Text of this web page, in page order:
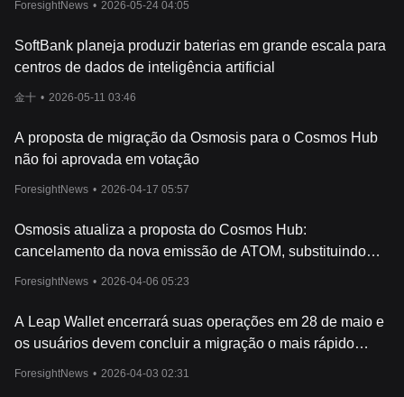
comoEthereumeBitcoin. O valor futuro da criptomoeda Cosmos
escalabilidade, criadas para lidar com um alto volume de
transações sem as pesadas taxas que afetam outras redes como
Quanto mais aplicativos descentralizados (dApps) e projetos são
Portanto, se você, como trader, estiverse perguntando: "Quanto
vale o token da Cosmos hoje?", como investidor estiver
pensando: "O ATOM é um bom investimento?", é fundamental
avaliar o preço de mercado da moeda no contexto dos recursos
Conclusão
O Cosmos (ATOM) é um projeto inovador e ambicioso de
blockchain. Com ênfase em escalabilidade, interoperabilidade e
governança, Cosmos se esforça para criar uma rede conectada
eficiente entre si. Ao fornecer ferramentas avançadas aos
desenvolvedores e implementar uma estrutura exclusiva de
“Hubs” e “Zones”, Cosmos constrói a base para um futuro
descentralizado e interconectado, promovendo inovação e
ForesightNews • 2026-05-24 04:05
SoftBank planeja produzir baterias em grande escala para
centros de dados de inteligência artificial
金十 • 2026-05-11 03:46
A proposta de migração da Osmosis para o Cosmos Hub
não foi aprovada em votação
ForesightNews • 2026-04-17 05:57
Osmosis atualiza a proposta do Cosmos Hub:
cancelamento da nova emissão de ATOM, substituindo
ForesightNews • 2026-04-06 05:23
A Leap Wallet encerrará suas operações em 28 de maio e
os usuários devem concluir a migração o mais rápido
ForesightNews • 2026-04-03 02:31